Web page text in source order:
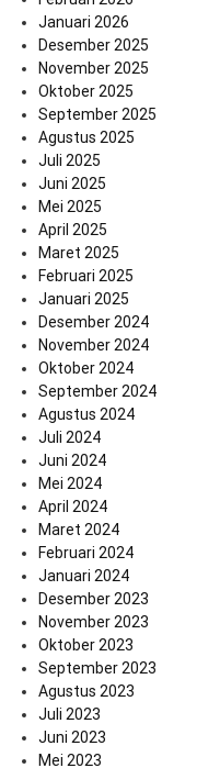
Januari 2026
Desember 2025
November 2025
Oktober 2025
September 2025
Agustus 2025
Juli 2025
Juni 2025
Mei 2025
April 2025
Maret 2025
Februari 2025
Januari 2025
Desember 2024
November 2024
Oktober 2024
September 2024
Agustus 2024
Juli 2024
Juni 2024
Mei 2024
April 2024
Maret 2024
Februari 2024
Januari 2024
Desember 2023
November 2023
Oktober 2023
September 2023
Agustus 2023
Juli 2023
Juni 2023
Mei 2023